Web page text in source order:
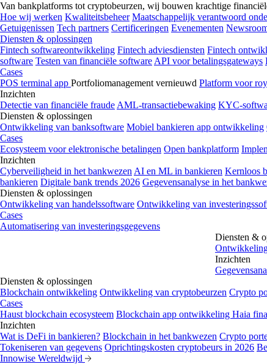
Van bankplatforms tot cryptobeurzen, wij bouwen krachtige
Hoe wij werken Kwaliteitsbeheer Maatschappelijk verantwoord
Getuigenissen Tech partners Certificeringen Evenementen
Diensten & oplossingen
Fintech softwareontwikkeling Fintech adviesdiensten Fintech
software Testen van financiële software API voor betalingsgateways
Cases
POS terminal app Portfoliomanagement vernieuwd Platform voor
Inzichten
Detectie van financiële fraude AML-transactiebewaking KYC-
Diensten & oplossingen
Ontwikkeling van banksoftware Mobiel bankieren app ontwikkeling
Cases
Ecosysteem voor elektronische betalingen Open bankplatform
Inzichten
Cyberveiligheid in het bankwezen AI en ML in bankieren Kernloos
bankieren Digitale bank trends 2026 Gegevensanalyse in het
Diensten & oplossingen
Ontwikkeling van handelssoftware Ontwikkeling van
Cases
Automatisering van investeringsgegevens
Diensten &
Inzichten
Diensten & oplossingen
Blockchain ontwikkeling Ontwikkeling van cryptobeurzen Crypto
Cases
Haust blockchain ecosysteem Blockchain app ontwikkeling Haia
Inzichten
Wat is DeFi in bankieren? Blockchain in het bankwezen Crypto
Tokeniseren van gegevens Oprichtingskosten cryptobeurs in 2026
Innowise Wereldwijd